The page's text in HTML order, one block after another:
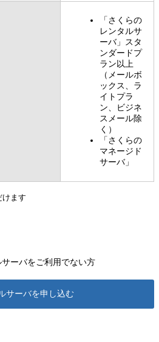
「さくらの
レンタルサ
ーバ」スタ
ンダードプ
ラン以上
（メールボ
ックス、ラ
イトプラ
ン、ビジネ
スメール除
く）
「さくらの
マネージド
サーバ」
ます
サーバをご利用でない方
サーバを申し込む